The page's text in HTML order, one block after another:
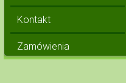
Kontakt
Zamówienia